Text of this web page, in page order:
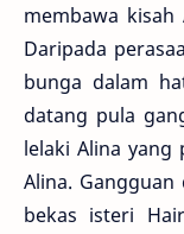
membawa
Daripada
bunga dalam
datang pula
lelaki Alina
Alina.
bekas isteri